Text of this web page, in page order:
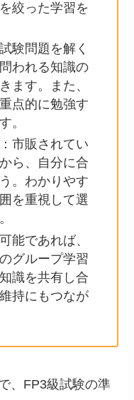
絞った学習を
験問題を解く
われる知識の
ます。また、
点的に勉強す
。
：市販されてい
ら、自分に合
。わかりやす
を重視して選
能であれば、
グループ学習
識を共有し合
持にもつなが
、FP3級試験の準